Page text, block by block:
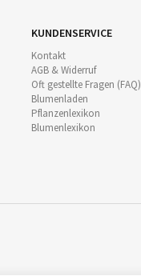
KUNDENSERVICE
Kontakt
AGB & Widerruf
Oft gestellte Fragen (FAQ)
Blumenladen
Pflanzenlexikon
Blumenlexikon